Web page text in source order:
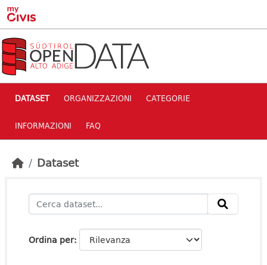
Skip to main content
DATASET ORGANIZZAZIONI CATEGORIE
INFORMAZIONI FAQ
Dataset
Ordina per